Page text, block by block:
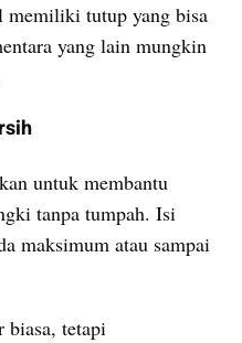
memiliki tutup yang bisa
yang lain mungkin
untuk membantu
tanpa tumpah. Isi
maksimum atau sampai
biasa, tetapi